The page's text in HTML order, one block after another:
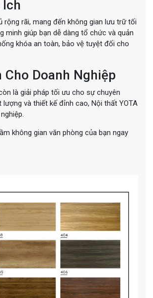
rãi, mang đến không gian lưu trữ tối
minh giúp bạn dễ dàng tổ chức và quản
khóa an toàn, bảo vệ tuyệt đối cho
Doanh Nghiệp
là giải pháp tối ưu cho sự chuyên
và thiết kế đỉnh cao, Nội thất YOTA
không gian văn phòng của bạn ngay